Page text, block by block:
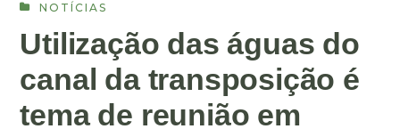
NOTÍCIAS
Utilização das águas do
canal da transposição é
tema de reunião em